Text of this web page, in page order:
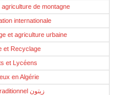
agriculture de montagne
internationale
et agriculture urbaine
et Recyclage
et Lycéens
en Algérie
Olivier traditionnel زيتون